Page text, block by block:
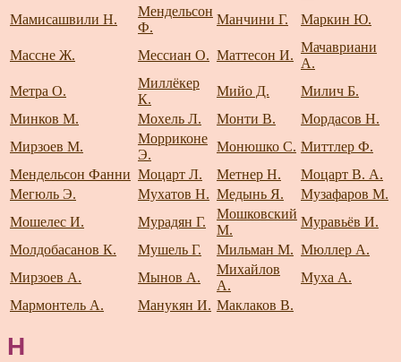
Мамисашвили Н.
Мендельсон
Ф.
Манчини Г. Маркин Ю.
Массне Ж. Мессиан О. Маттесон И.
Мачавриани
А.
Метра О.
Миллёкер
К.
Мийо Д.
Милич Б.
Минков М.
Мохель Л. Монти В.
Мордасов Н.
Мирзоев М.
Морриконе
Э.
Монюшко С. Миттлер Ф.
Мендельсон Фанни Моцарт Л. Метнер Н.
Моцарт В. А.
Мегюль Э.
Мухатов Н. Медынь Я.
Музафаров М.
Мошелес И.
Мурадян Г.
Мошковский
М.
Муравьёв И.
Молдобасанов К.
Мушель Г. Мильман М. Мюллер А.
Мирзоев А.
Мынов А.
Михайлов
А.
Муха А.
Мармонтель А.
Манукян И. Маклаков В.
Н